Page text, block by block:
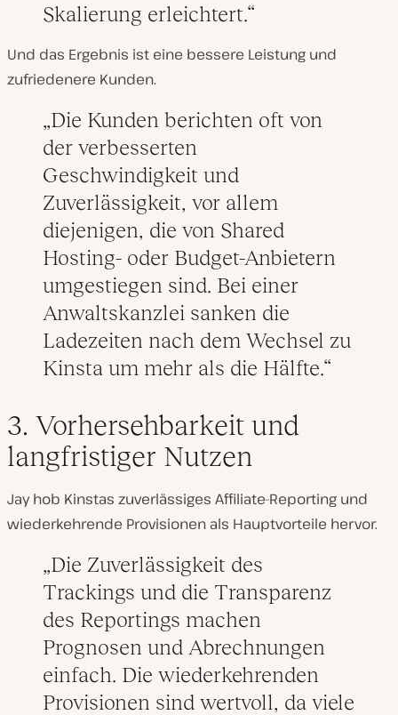
Skalierung erleichtert.
Und das Ergebnis ist eine bessere Leistung und
zufriedenere Kunden.
Die Kunden berichten oft von
der verbesserten
Geschwindigkeit und
Zuverlässigkeit, vor allem
diejenigen, die von Shared
Hosting- oder Budget-Anbietern
umgestiegen sind. Bei einer
Anwaltskanzlei sanken die
Ladezeiten nach dem Wechsel zu
Kinsta um mehr als die Hälfte.
3. Vorhersehbarkeit und
langfristiger Nutzen
Jay hob Kinstas zuverlässiges Affiliate-Reporting und
wiederkehrende Provisionen als Hauptvorteile hervor.
Die Zuverlässigkeit des
Trackings und die Transparenz
des Reportings machen
Prognosen und Abrechnungen
einfach. Die wiederkehrenden
Provisionen sind wertvoll, da viele